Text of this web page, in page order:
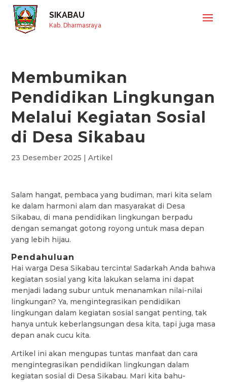
SIKABAU
Kab. Dharmasraya
Membumikan
Pendidikan Lingkungan
Melalui Kegiatan Sosial
di Desa Sikabau
23 Desember 2025 |Artikel
Salam hangat, pembaca yang budiman, mari kita selam
ke dalam harmoni alam dan masyarakat di Desa
Sikabau, di mana pendidikan lingkungan berpadu
dengan semangat gotong royong untuk masa depan
yang lebih hijau.
Pendahuluan
Hai warga Desa Sikabau tercinta! Sadarkah Anda bahwa
kegiatan sosial yang kita lakukan selama ini dapat
menjadi ladang subur untuk menanamkan nilai-nilai
lingkungan? Ya, mengintegrasikan pendidikan
lingkungan dalam kegiatan sosial sangat penting, tak
hanya untuk keberlangsungan desa kita, tapi juga masa
depan anak cucu kita.
Artikel ini akan mengupas tuntas manfaat dan cara
mengintegrasikan pendidikan lingkungan dalam
kegiatan sosial di Desa Sikabau. Mari kita bahu-